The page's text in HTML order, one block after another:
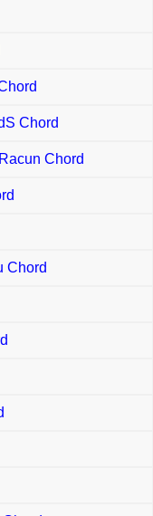
Chord
Chord
Chord